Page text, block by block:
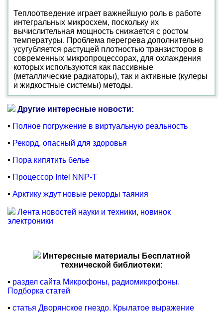
Теплоотведение играет важнейшую роль в работе
интегральных микросхем, поскольку их
вычислительная мощность снижается с ростом
температуры. Проблема перегрева дополнительно
усугубляется растущей плотностью транзисторов в
современных микропроцессорах, для охлаждения
которых используются как пассивные
(металлические радиаторы), так и активные (кулеры
и жидкостные системы) методы.
Другие интересные новости:
▪ Полное погружение в виртуальную реальность
▪ Рекорд, опасный для здоровья
▪ Пора кипятить белье
▪ Процессор Intel NNP-T
▪ Арктику ждут новые рекорды таяния
Лента новостей науки и техники, новинок
электроники
Интересные материалы Бесплатной
технической библиотеки:
▪ раздел сайта Микрофоны, радиомикрофоны.
Подборка статей
▪ статья Дворянское гнездо. Крылатое выражение